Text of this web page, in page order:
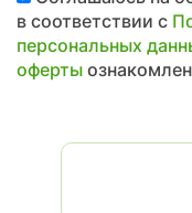
в соответствии с
персональных
оферты